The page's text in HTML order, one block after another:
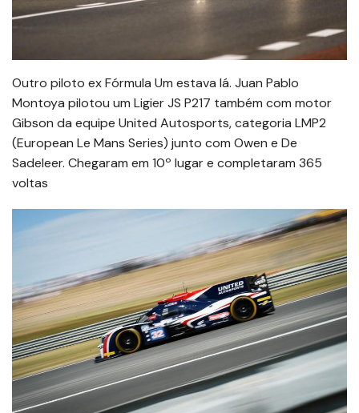
Outro piloto ex Fórmula Um estava lá. Juan Pablo
Montoya pilotou um Ligier JS P217 também com motor
Gibson da equipe United Autosports, categoria LMP2
(European Le Mans Series) junto com Owen e De
Sadeleer. Chegaram em 10º lugar e completaram 365
voltas